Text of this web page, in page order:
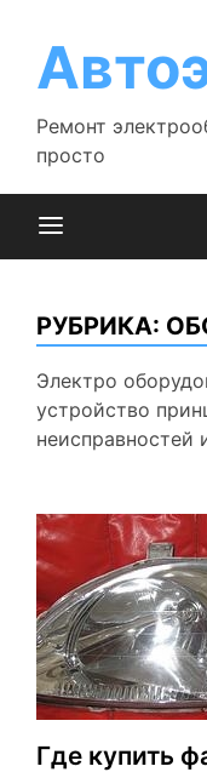
содержимому
Ремонт
просто
РУБРИКА:
Электро
устройство
неисправностей
Где купить